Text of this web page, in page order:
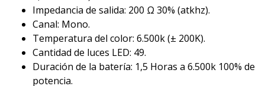
Impedancia de salida: 200 Ω 30% (atkhz).
Canal: Mono.
Temperatura del color: 6.500k (± 200K).
Cantidad de luces LED: 49.
Duración de la batería: 1,5 Horas a 6.500k 100% de
potencia.